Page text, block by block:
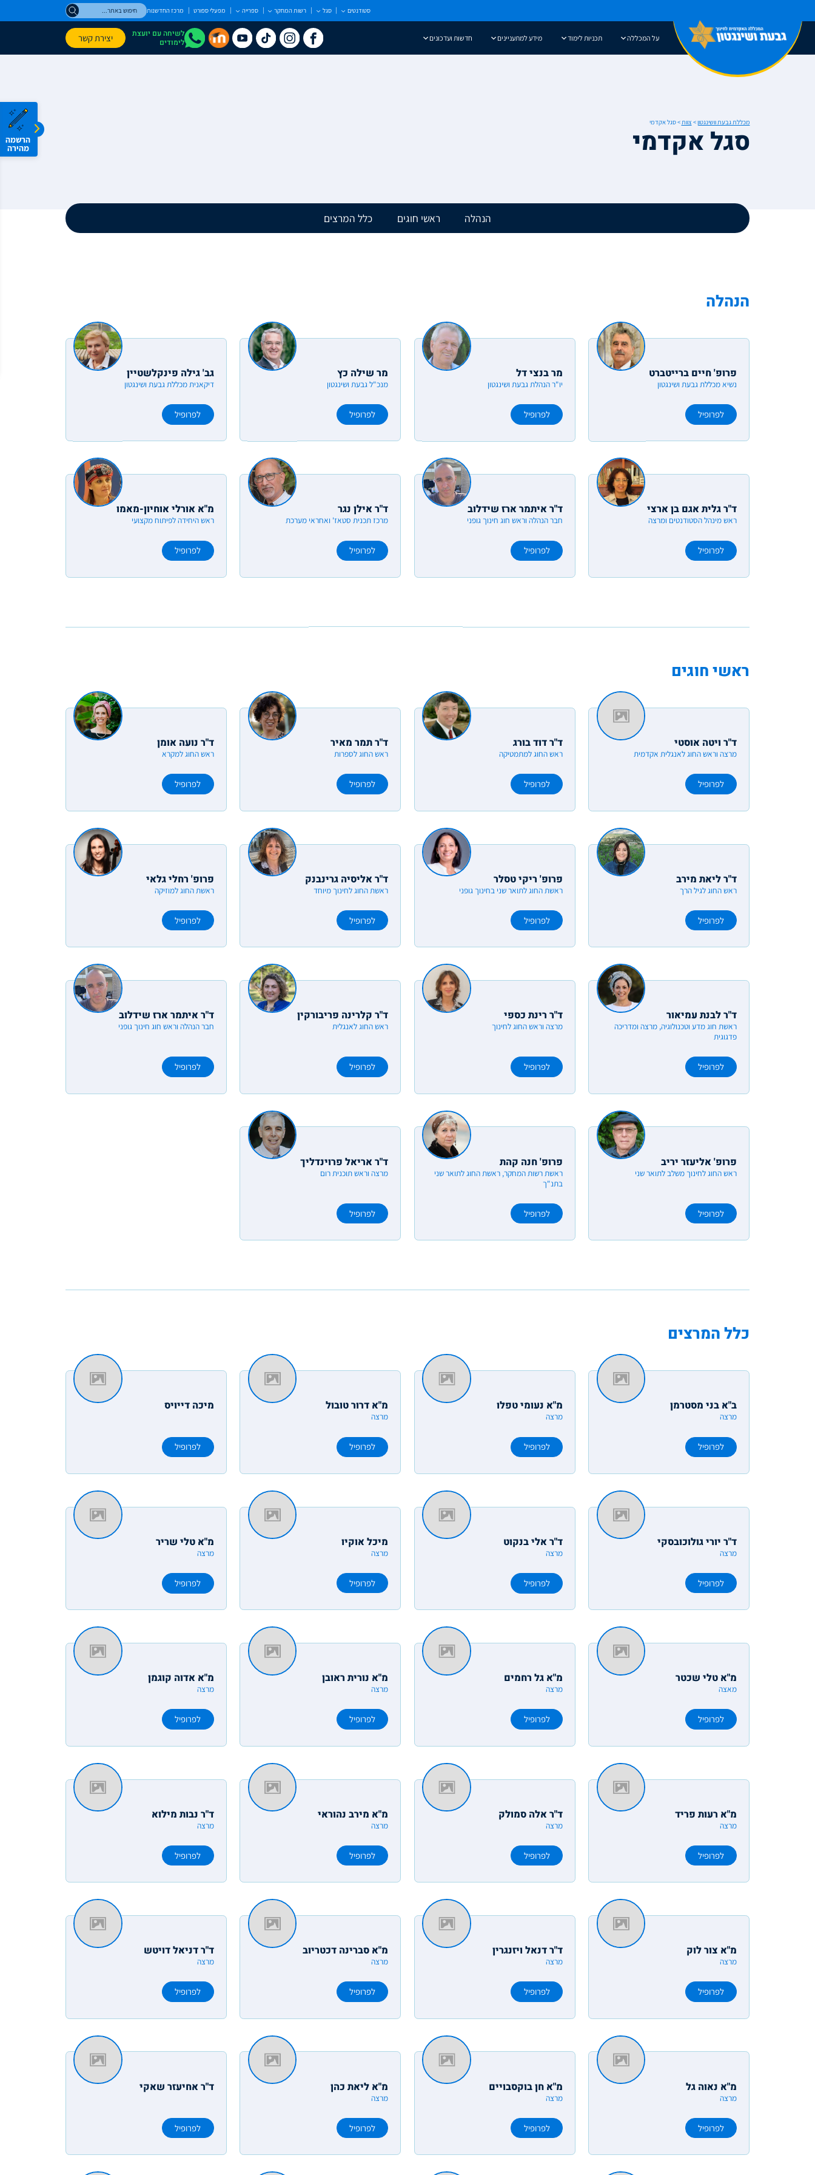
הרשמה
מהירה
סטודנטים סגל רשות המחקר ספרייה מפעלי ספורט מרכז החדשנותחיפוש
באתר
על המכללה תכניות לימוד מידע למתעניינים חדשות ועדכונים
לשיחה עם יועצת
לימודים
יצירת קשר
מכללת גבעת וושינגטון> צוות >סגל אקדמי
סגל אקדמי
הנהלה ראשי חוגים כלל המרצים
הנהלה
פרופ' חיים ברייטברט
נשיא מכללת גבעת ושינגטון
לפרופיל
מר בנצי דל
יו"ר הנהלת גבעת ושינגטון
לפרופיל
מר שילה כץ
מנכ"ל גבעת ושינגטון
לפרופיל
גב' גילה פינקלשטיין
דיקאנית מכללת גבעת ושינגטון
לפרופיל
ד"ר גלית אגם בן ארצי
ראש מינהל הסטודנטים ומרצה
לפרופיל
ד"ר איתמר ארז שידלוב
חבר הנהלה וראש חוג חינוך גופני
לפרופיל
ד"ר אילן נגר
מרכז תכנית סטאז' ואחראי מערכת
לפרופיל
מ"א אורלי אוחיון-מאמו
ראש היחידה לפיתוח מקצועי
לפרופיל
ראשי חוגים
ד"ר ויטה אוסטי
מרצה וראש החוג לאנגלית אקדמית
לפרופיל
ד"ר דוד בורג
ראש החוג למתמטיקה
לפרופיל
ד"ר תמר מאיר
ראש החוג לספרות
לפרופיל
ד"ר נועה אומן
ראש החוג למקרא
לפרופיל
ד"ר ליאת מירב
ראש החוג לגיל הרך
לפרופיל
פרופ' ריקי טסלר
ראשת החוג לתואר שני בחינוך גופני
לפרופיל
ד"ר אליסיה גרינבנק
ראשת החוג לחינוך מיוחד
לפרופיל
פרופ' רחלי גלאי
ראשת החוג למוזיקה
לפרופיל
ד"ר לבנת עמיאור
ראשת חוג מדע וטכנולוגיה, מרצה ומדריכה
פדגוגית
לפרופיל
ד"ר רינת כספי
מרצה וראש החוג לחינוך
לפרופיל
ד"ר קלרינה פריבורקין
ראש החוג לאנגלית
לפרופיל
ד"ר איתמר ארז שידלוב
חבר הנהלה וראש חוג חינוך גופני
לפרופיל
פרופ' אליעזר יריב
ראש החוג לחינוך משלב לתואר שני
לפרופיל
פרופ' חנה קהת
ראשת רשות המחקר, ראשת החוג לתואר שני
בתנ"ך
לפרופיל
ד"ר אריאל פרוינדליך
מרצה וראש תוכנית רום
לפרופיל
כלל המרצים
ב"א בני מסטרמן
מרצה
לפרופיל
מ"א נעומי טפלו
מרצה
לפרופיל
מ"א דרור טובול
מרצה
לפרופיל
מיכה דייויס
לפרופיל
ד"ר יורי גולוכובסקי
מרצה
לפרופיל
ד"ר אלי בנקוט
מרצה
לפרופיל
מיכל אוקיו
מרצה
לפרופיל
מ"א טלי שריר
מרצה
לפרופיל
מ"א טלי שכטר
מאצה
לפרופיל
מ"א גל רחמים
מרצה
לפרופיל
מ"א נורית ראובן
מרצה
לפרופיל
מ"א אדוה קוגמן
מרצה
לפרופיל
מ"א רעות פריד
מרצה
לפרופיל
ד"ר אלה סמולק
מרצה
לפרופיל
מ"א מירב נהוראי
מרצה
לפרופיל
ד"ר נבות מילוא
מרצה
לפרופיל
מ"א צור לוק
מרצה
לפרופיל
ד"ר דנאל ויזנגרין
מרצה
לפרופיל
מ"א סברינה דכטריוב
מרצה
לפרופיל
ד"ר דניאל דויטש
מרצה
לפרופיל
מ"א נאוה גל
מרצה
לפרופיל
מ"א חן בוקסבויים
מרצה
לפרופיל
מ"א ליאת כהן
מרצה
לפרופיל
ד"ר אחיעזר שאקי
לפרופיל